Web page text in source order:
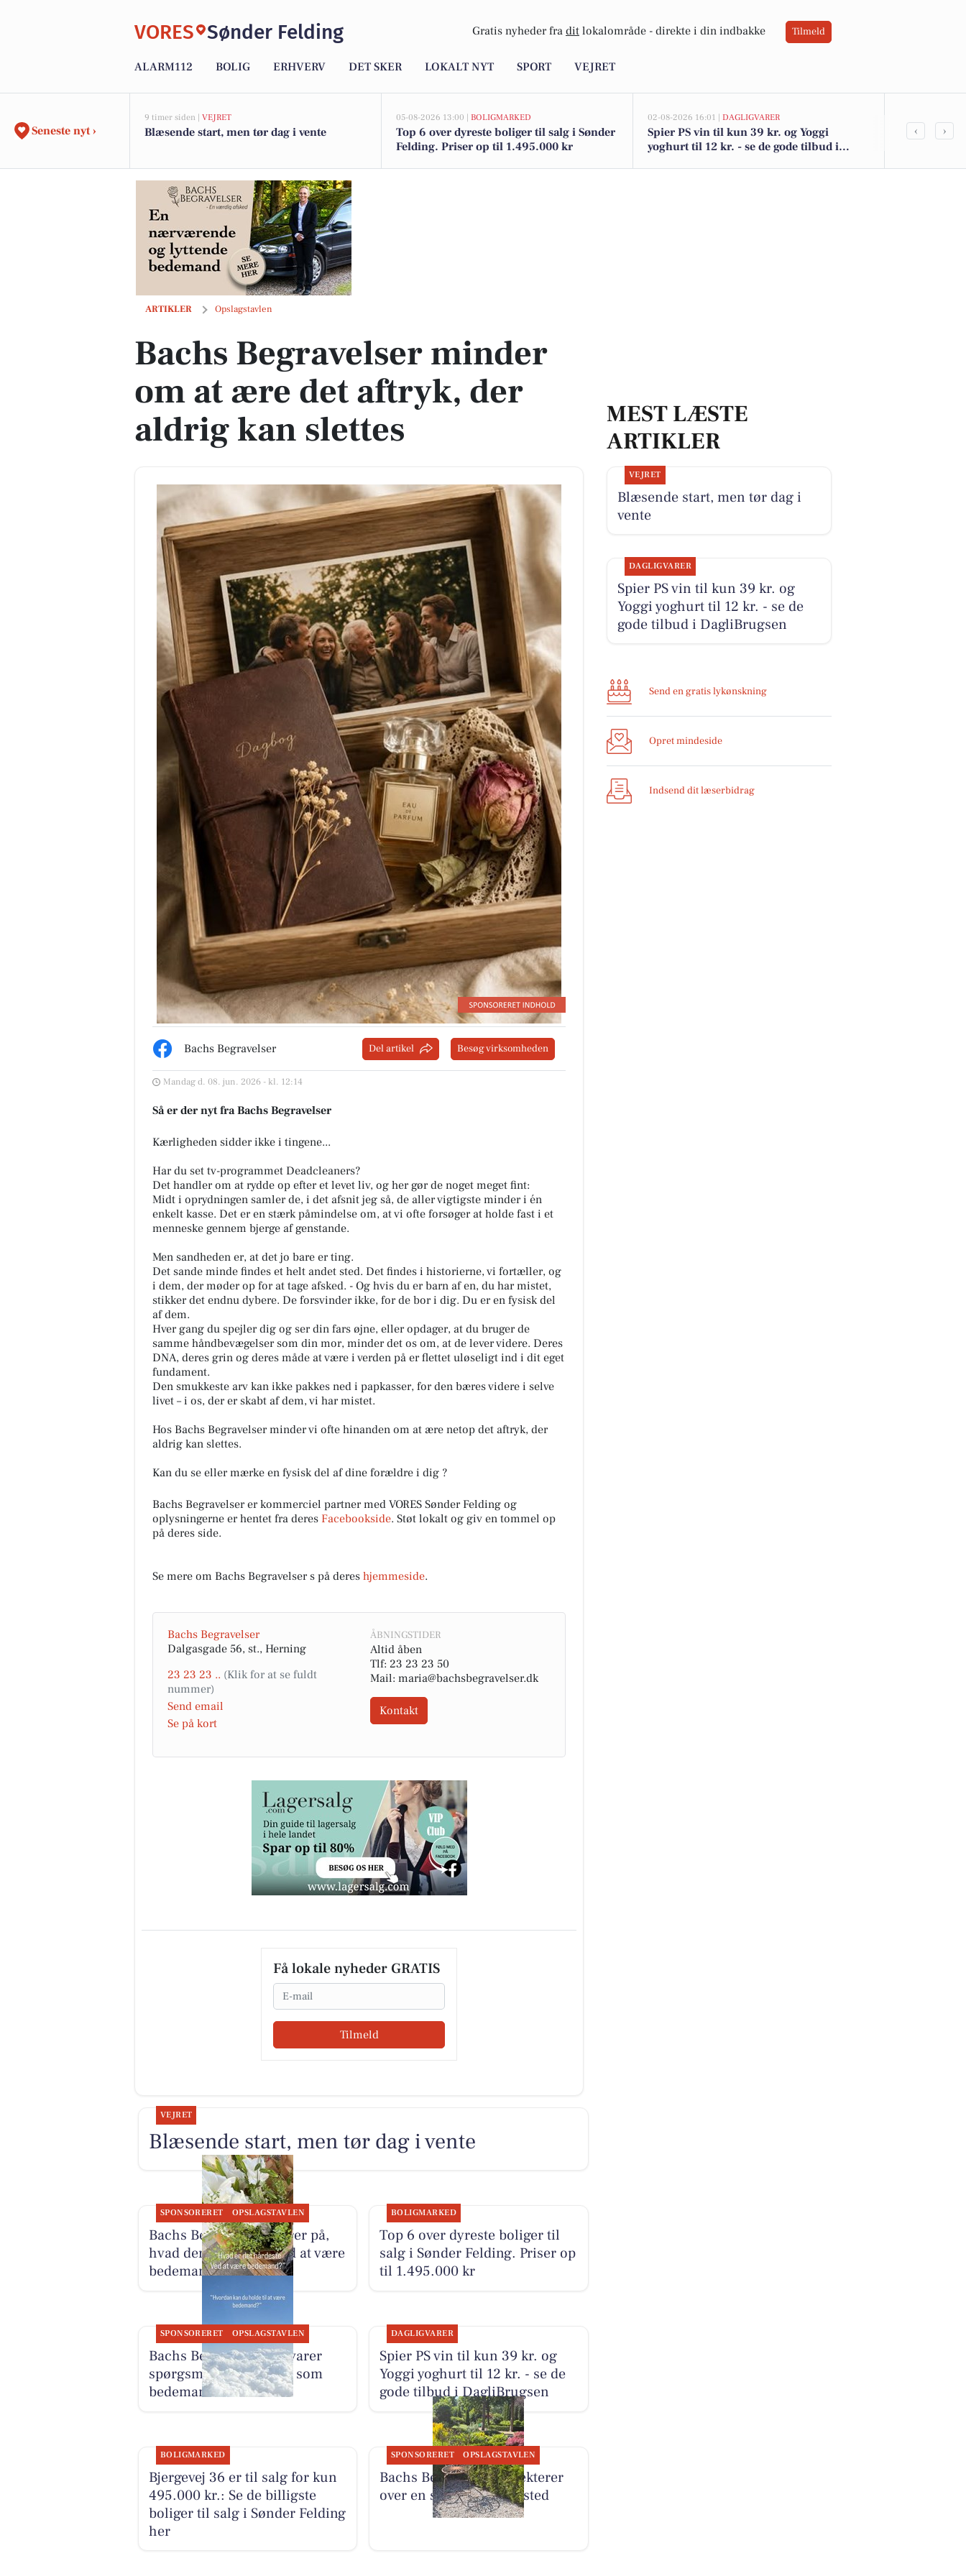
VORES Sønder Felding Gratis nyheder fra dit lokalområde - direkte i din indbakke Tilmeld
ALARM112 BOLIG ERHVERV DET SKER LOKALT NYT SPORT VEJRET
Seneste nyt ›
9 timer siden | VEJRET
Blæsende start, men tør dag i vente
05-08-2026 13:00 | BOLIGMARKED
Top 6 over dyreste boliger til salg i Sønder
Felding. Priser op til 1.495.000 kr
02-08-2026 16:01 | DAGLIGVARER
Spier PS vin til kun 39 kr. og Yoggi
yoghurt til 12 kr. - se de gode tilbud i
Bjergevej
‹ ›
ARTIKLER Opslagstavlen
Bachs Begravelser minder om at ære det aftryk, der aldrig kan slettes
Bachs Begravelser minder
om at ære det aftryk, der
aldrig kan slettes
Bachs Begravelser Del artikel Besøg virksomheden
Mandag d. 08. jun. 2026 - kl. 12:14
Så er der nyt fra Bachs Begravelser
Kærligheden sidder ikke i tingene...
Har du set tv-programmet Deadcleaners?
Det handler om at rydde op efter et levet liv, og her gør de noget meget fint:
Midt i oprydningen samler de, i det afsnit jeg så, de aller vigtigste minder i én
enkelt kasse. Det er en stærk påmindelse om, at vi ofte forsøger at holde fast i et
menneske gennem bjerge af genstande.
Men sandheden er, at det jo bare er ting.
Det sande minde findes et helt andet sted. Det findes i historierne, vi fortæller, og
i dem, der møder op for at tage afsked. - Og hvis du er barn af en, du har mistet,
stikker det endnu dybere. De forsvinder ikke, for de bor i dig. Du er en fysisk del
af dem.
Hver gang du spejler dig og ser din fars øjne, eller opdager, at du bruger de
samme håndbevægelser som din mor, minder det os om, at de lever videre. Deres
DNA, deres grin og deres måde at være i verden på er flettet uløseligt ind i dit eget
fundament.
Den smukkeste arv kan ikke pakkes ned i papkasser, for den bæres videre i selve
livet – i os, der er skabt af dem, vi har mistet.
Hos Bachs Begravelser minder vi ofte hinanden om at ære netop det aftryk, der
aldrig kan slettes.
Kan du se eller mærke en fysisk del af dine forældre i dig ?
Bachs Begravelser er kommerciel partner med VORES Sønder Felding og
oplysningerne er hentet fra deres Facebookside. Støt lokalt og giv en tommel op
på deres side.
Se mere om Bachs Begravelser s på deres hjemmeside.
Bachs Begravelser
Dalgasgade 56, st., Herning
23 23 23 ..
Send email
Se på kort
ÅBNINGSTIDER
Altid åben
Tlf: 23 23 23 50
Mail: maria@bachsbegravelser.dk
Kontakt
Få lokale nyheder GRATIS
Email
Tilmeld
MEST LÆSTE
ARTIKLER
VEJRET
Blæsende start, men tør dag i
vente
DAGLIGVARER
Spier PS vin til kun 39 kr. og
Yoggi yoghurt til 12 kr. - se de
gode tilbud i DagliBrugsen
Send en gratis lykønskning
Opret mindeside
Indsend dit læserbidrag
VEJRET
Blæsende start, men tør dag i vente
SPONSORERET OPSLAGSTAVLEN
Bachs Begravelser svarer på,
hvad der er hårdest ved at være
bedemand
BOLIGMARKED
Top 6 over dyreste boliger til
salg i Sønder Felding. Priser op
til 1.495.000 kr
SPONSORERET OPSLAGSTAVLEN
Bachs Begravelser besvarer
spørgsmål om arbejdet som
bedemand
DAGLIGVARER
Spier PS vin til kun 39 kr. og
Yoggi yoghurt til 12 kr. - se de
gode tilbud i DagliBrugsen
BOLIGMARKED
Bjergevej 36 er til salg for kun
495.000 kr.: Se de billigste
boliger til salg i Sønder Felding
her
SPONSORERET OPSLAGSTAVLEN
Bachs Begravelser reflekterer
over en stol ved et gravsted